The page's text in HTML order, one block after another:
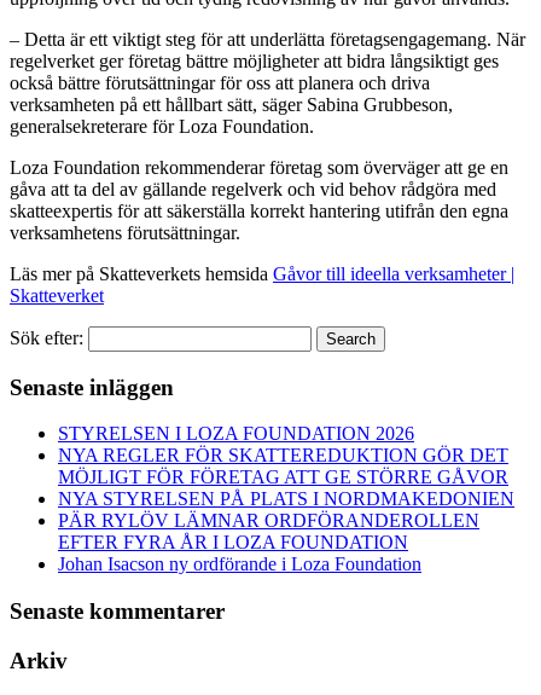
– Detta är ett viktigt steg för att underlätta företagsengagemang. När
regelverket ger företag bättre möjligheter att bidra långsiktigt ges
också bättre förutsättningar för oss att planera och driva
verksamheten på ett hållbart sätt, säger Sabina Grubbeson,
generalsekreterare för Loza Foundation.
Loza Foundation rekommenderar företag som överväger att ge en
gåva att ta del av gällande regelverk och vid behov rådgöra med
skatteexpertis för att säkerställa korrekt hantering utifrån den egna
verksamhetens förutsättningar.
Läs mer på Skatteverkets hemsida Gåvor till ideella verksamheter |
Skatteverket
Sök efter: Search
Senaste inläggen
STYRELSEN I LOZA FOUNDATION 2026
NYA REGLER FÖR SKATTEREDUKTION GÖR DET
MÖJLIGT FÖR FÖRETAG ATT GE STÖRRE GÅVOR
NYA STYRELSEN PÅ PLATS I NORDMAKEDONIEN
PÄR RYLÖV LÄMNAR ORDFÖRANDEROLLEN
EFTER FYRA ÅR I LOZA FOUNDATION
Johan Isacson ny ordförande i Loza Foundation
Senaste kommentarer
Arkiv